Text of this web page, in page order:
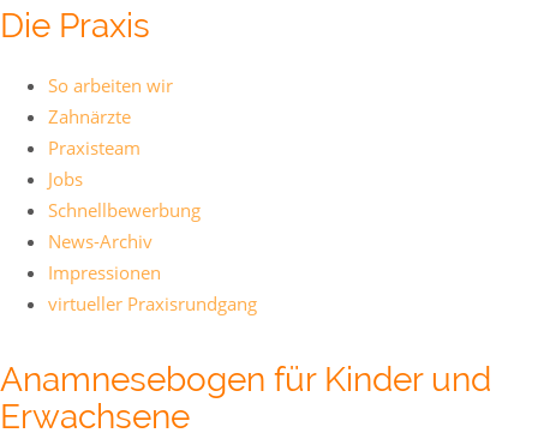
Die Praxis
So arbeiten wir
Zahnärzte
Praxisteam
Jobs
Schnellbewerbung
News-Archiv
Impressionen
virtueller Praxisrundgang
Anamnesebogen für Kinder und
Erwachsene